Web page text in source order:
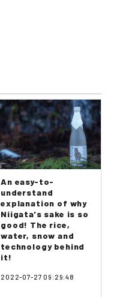
An easy-to-
understand
explanation of why
Niigata's sake is so
good! The rice,
water, snow and
technology behind
it!
2022-07-27 09:29:48